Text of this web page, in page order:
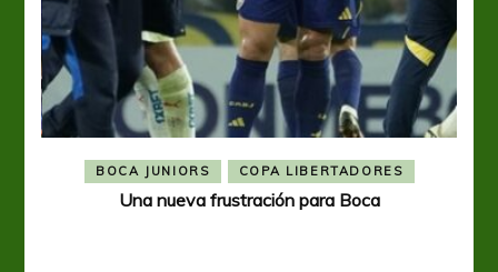
BOCA JUNIORS COPA LIBERTADORES
Una nueva frustración para Boca